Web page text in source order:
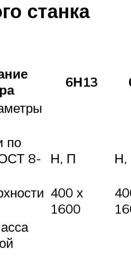
станка
6Н13
по
8-
Н, П Н,
400 х
1600